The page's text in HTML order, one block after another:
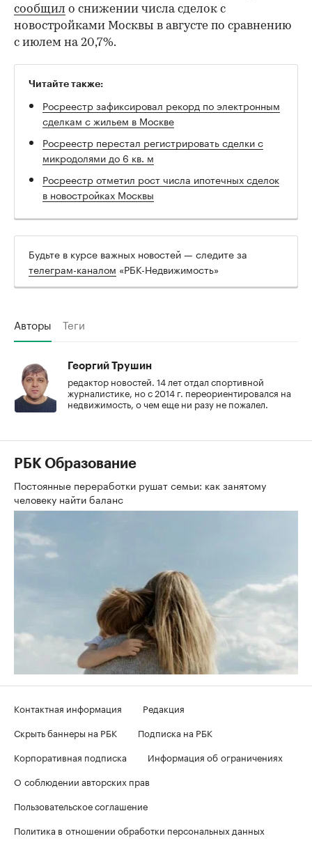
сообщил о снижении числа сделок с
новостройками Москвы в августе по сравнению
с июлем на 20,7%.
Читайте также:
Росреестр зафиксировал рекорд по электронным
сделкам с жильем в Москве
Росреестр перестал регистрировать сделки с
микродолями до 6 кв. м
Росреестр отметил рост числа ипотечных сделок
в новостройках Москвы
Будьте в курсе важных новостей — следите за
телеграм-каналом «РБК-Недвижимость»
Авторы Теги
Георгий Трушин
редактор новостей. 14 лет отдал спортивной
журналистике, но с 2014 г. переориентировался на
недвижимость, о чем еще ни разу не пожалел.
РБК Образование
Постоянные переработки рушат семьи: как занятому
человеку найти баланс
Контактная информация
Редакция
Скрыть баннеры на РБК
Подписка на РБК
Корпоративная подписка
Информация об ограничениях
О соблюдении авторских прав
Пользовательское соглашение
Политика в отношении обработки персональных данных